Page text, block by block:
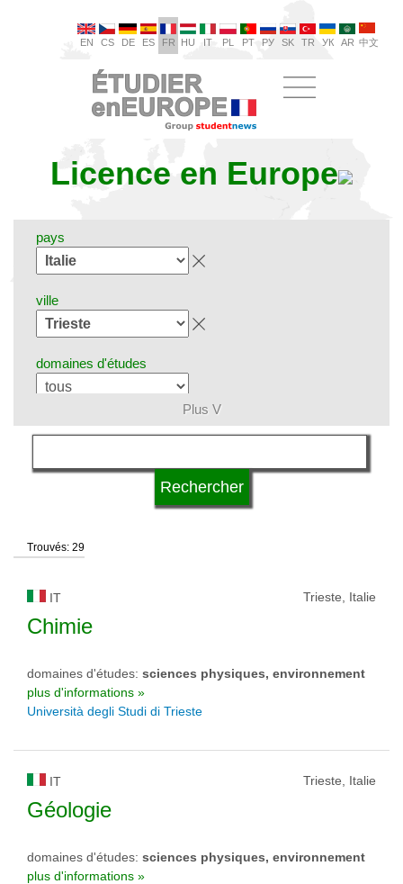
EN CS DE ES FR HU IT PL PT РУ SK TR УК AR 中文
Licence en Europe
pays
ville
domaines d'études
langue
statut d'université
Plus V
Trouvés: 29
IT Trieste, Italie
Chimie
domaines d'études: sciences physiques, environnement
plus d'informations »
Università degli Studi di Trieste
IT Trieste, Italie
Géologie
domaines d'études: sciences physiques, environnement
plus d'informations »